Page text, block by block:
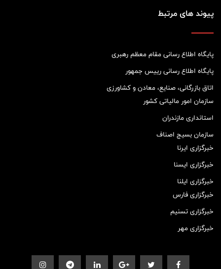
پیوند های مرتبط
پایگاه اطلاع رسانی مقام معظم رهبری
پایگاه اطلاع رسانی رییس جمهور
اتاق بازرگانی، صنایع، معادن و کشاورزی
سازمان امور مالیاتی کشور
استانداری مازندران
سازمان بسیج اصناف
خبرگزاری ایرنا
خبرگزاری ایسنا
خبرگزاری ایلنا
خبرگزاری فارس
خبرگزاری تسنیم
خبرگزاری مهر